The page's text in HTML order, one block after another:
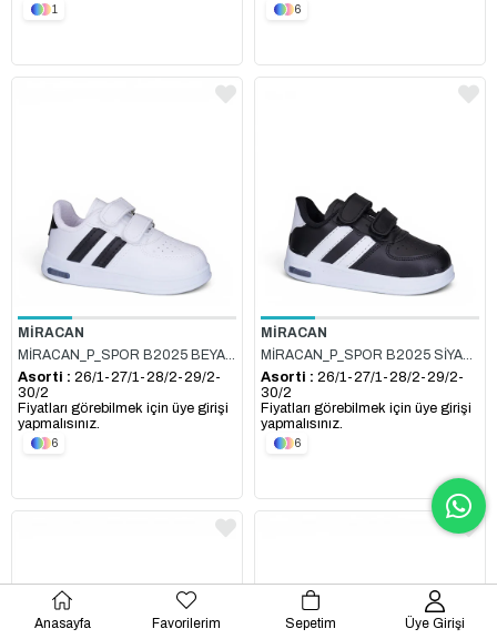
1 6
MİRACAN
Asorti : 26/1-27/1-28/2-29/2-
30/2
Fiyatları görebilmek için üye girişi
yapmalısınız.
6
MİRACAN
Asorti : 26/1-27/1-28/2-29/2-
30/2
Fiyatları görebilmek için üye girişi
yapmalısınız.
6
Anasayfa Favorilerim Sepetim Üye Girişi